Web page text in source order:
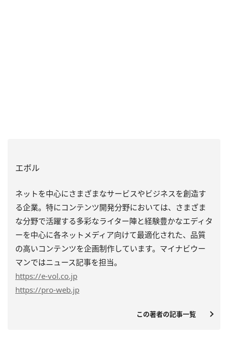
エボル
ネットを中心にさまざまなサービスやビジネスを創造す
る企業。特にコンテンツ開発分野においては、さまざま
な分野で活躍する多彩なライター陣と経験豊かなエディタ
ーを中心に各ネットメディア向けて最適化された、品質
の高いコンテンツを企画制作しています。マイナビウー
マンではニュース記事を担当。
https://e-vol.co.jp
https://pro-web.jp
この著者の記事一覧